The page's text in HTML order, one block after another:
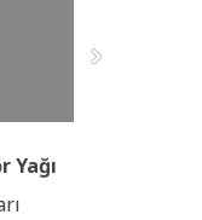
Yağı